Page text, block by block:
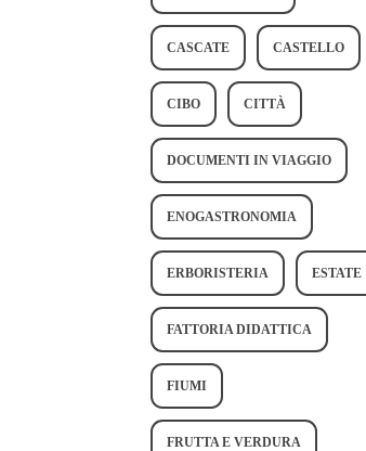
CASCATE CASTELLO
CIBO CITTÀ
DOCUMENTI IN VIAGGIO
ENOGASTRONOMIA
ERBORISTERIA ESTATE
FATTORIA DIDATTICA
FIUMI
FRUTTA E VERDURA